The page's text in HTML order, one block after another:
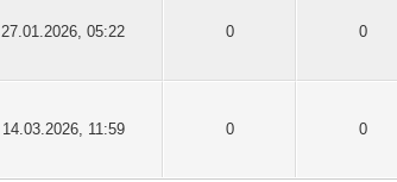
27.01.2026, 05:22 0 0
14.03.2026, 11:59 0 0